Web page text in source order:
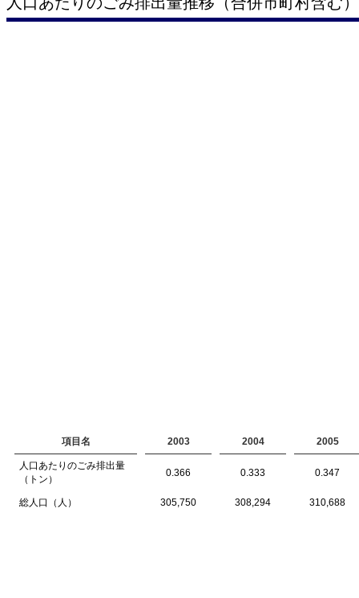
項目名 2003 2004 2005
人口あたりのごみ排出量
（トン）
0.366 0.333 0.347
総人口（人） 305,750 308,294 310,688